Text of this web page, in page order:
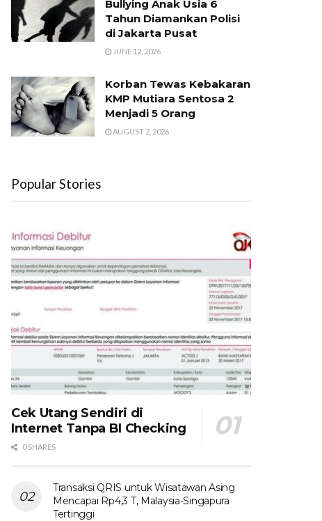
Bullying Anak Usia 6
Tahun Diamankan Polisi
di Jakarta Pusat
JUNE 12, 2026
Korban Tewas Kebakaran
KMP Mutiara Sentosa 2
Menjadi 5 Orang
AUGUST 2, 2026
Popular Stories
Cek Utang Sendiri di
Internet Tanpa BI Checking
0 SHARES
Transaksi QRIS untuk Wisatawan Asing
Mencapai Rp4,3 T, Malaysia-Singapura
Tertinggi